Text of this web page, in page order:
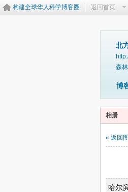
构建全球华人科学博客圈 返回首页
北
森
博
相册
« 返回
哈尔